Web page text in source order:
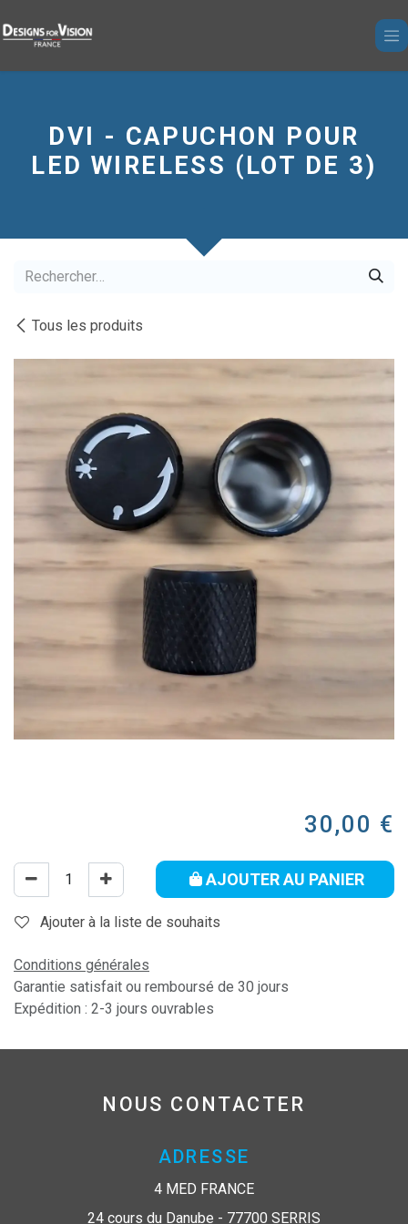
DVI - CAPUCHON POUR
LED WIRELESS (LOT DE 3)
Tous les produits
30,00 €
AJOUTER AU PANIER
Ajouter à la liste de souhaits
Conditions générales
Garantie satisfait ou remboursé de 30 jours
Expédition : 2-3 jours ouvrables
NOUS CONTACTER
ADRESSE
4 MED FRANCE
24 cours du Danube - 77700 SERRIS